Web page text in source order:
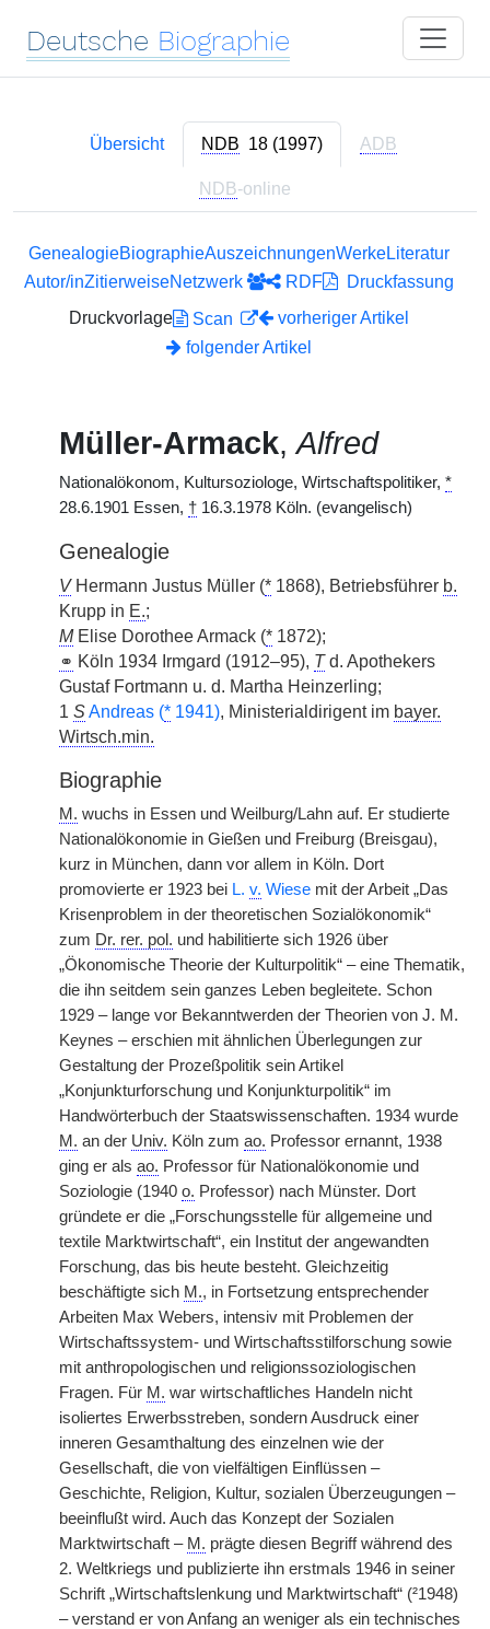
Deutsche Biographie
Übersicht NDB 18 (1997) ADB
NDB-online
GenealogieBiographieAuszeichnungenWerkeLiteratur
Autor/inZitierweiseNetzwerk RDF
Druckfassung
Druckvorlage
Scan
vorheriger Artikel
folgender Artikel
Müller-Armack,Alfred
Nationalökonom, Kultursoziologe, Wirtschaftspolitiker, *
28.6.1901 Essen, † 16.3.1978 Köln. (evangelisch)
Genealogie
VHermann Justus Müller (* 1868), Betriebsführer b.
Krupp in E.;
MElise Dorothee Armack (* 1872);
⚭ Köln 1934 Irmgard (1912–95), Td. Apothekers
Gustaf Fortmann u. d. Martha Heinzerling;
1 SAndreas (* 1941), Ministerialdirigent im bayer.
Wirtsch.min.
Biographie
M. wuchs in Essen und Weilburg/Lahn auf. Er studierte
Nationalökonomie in Gießen und Freiburg (Breisgau),
kurz in München, dann vor allem in Köln. Dort
promovierte er 1923 bei L. v. Wiese mit der Arbeit „Das
Krisenproblem in der theoretischen Sozialökonomik“
zum Dr. rer. pol. und habilitierte sich 1926 über
„Ökonomische Theorie der Kulturpolitik“ – eine Thematik,
die ihn seitdem sein ganzes Leben begleitete. Schon
1929 – lange vor Bekanntwerden der Theorien von J. M.
Keynes – erschien mit ähnlichen Überlegungen zur
Gestaltung der Prozeßpolitik sein Artikel
„Konjunkturforschung und Konjunkturpolitik“ im
Handwörterbuch der Staatswissenschaften. 1934 wurde
M. an der Univ. Köln zum ao. Professor ernannt, 1938
ging er als ao. Professor für Nationalökonomie und
Soziologie (1940 o. Professor) nach Münster. Dort
gründete er die „Forschungsstelle für allgemeine und
textile Marktwirtschaft“, ein Institut der angewandten
Forschung, das bis heute besteht. Gleichzeitig
beschäftigte sich M., in Fortsetzung entsprechender
Arbeiten Max Webers, intensiv mit Problemen der
Wirtschaftssystem- und Wirtschaftsstilforschung sowie
mit anthropologischen und religionssoziologischen
Fragen. Für M. war wirtschaftliches Handeln nicht
isoliertes Erwerbsstreben, sondern Ausdruck einer
inneren Gesamthaltung des einzelnen wie der
Gesellschaft, die von vielfältigen Einflüssen –
Geschichte, Religion, Kultur, sozialen Überzeugungen –
beeinflußt wird. Auch das Konzept der Sozialen
Marktwirtschaft – M. prägte diesen Begriff während des
2. Weltkriegs und publizierte ihn erstmals 1946 in seiner
Schrift „Wirtschaftslenkung und Marktwirtschaft“ (²1948)
– verstand er von Anfang an weniger als ein technisches